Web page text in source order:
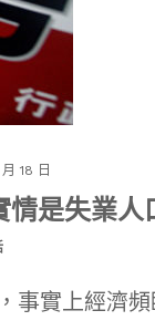
18 日
是失業人
事實上經濟